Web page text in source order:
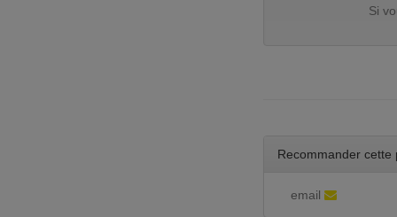
Si
Recommander cette
email